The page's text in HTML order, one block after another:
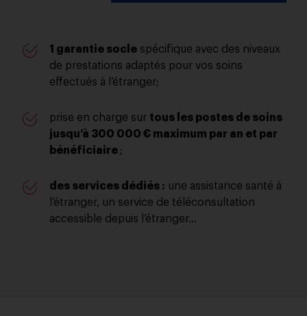
1 garantie socle spécifique avec des niveaux
de prestations adaptés pour vos soins
effectués à l’étranger;
prise en charge sur tous les postes de soins
jusqu’à 300 000 € maximum par an et par
bénéficiaire ;
des services dédiés : une assistance santé à
l’étranger, un service de téléconsultation
accessible depuis l’étranger…